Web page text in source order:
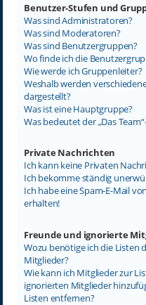
Benutzer-Stufen und
Was sind Administratoren?
Was sind Moderatoren?
Was sind Benutzergruppen?
Wo finde ich die
Wie werde ich Gruppenleiter?
Weshalb werden
dargestellt?
Was ist eine Hauptgruppe?
Was bedeutet der „Das
Private Nachrichten
Ich kann keine Privaten
Ich bekomme ständig
Ich habe eine Spam-E-Mail
erhalten!
Freunde und ignorierte
Wozu benötige ich die Listen
Mitglieder?
Wie kann ich Mitglieder zur
ignorierten Mitglieder
Listen entfernen?